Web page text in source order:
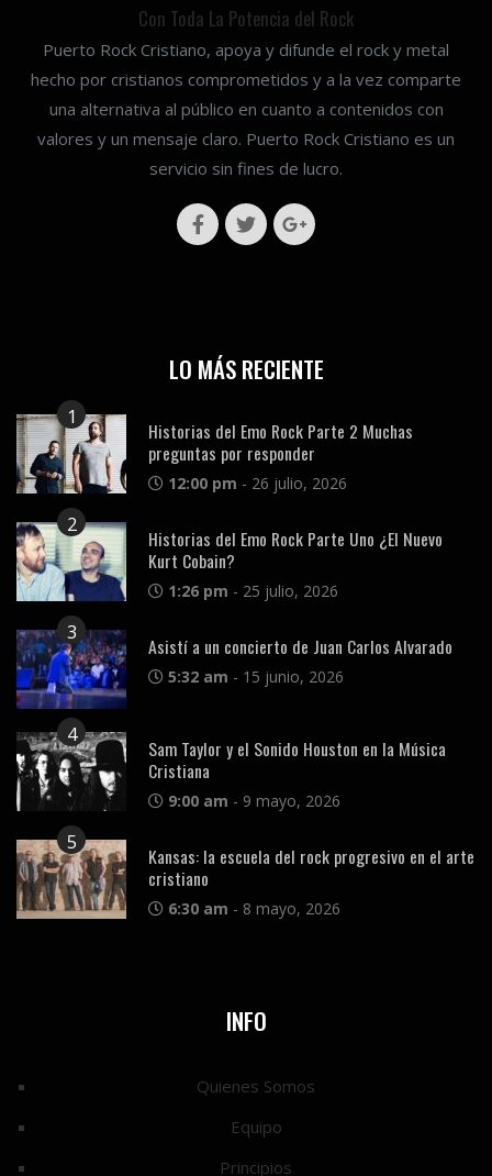
Con Toda La Potencia del Rock
Puerto Rock Cristiano, apoya y difunde el rock y metal
hecho por cristianos comprometidos y a la vez comparte
una alternativa al público en cuanto a contenidos con
valores y un mensaje claro. Puerto Rock Cristiano es un
servicio sin fines de lucro.
LO MÁS RECIENTE
1
Historias del Emo Rock Parte 2 Muchas
preguntas por responder
12:00 pm - 26 julio, 2026
2
Historias del Emo Rock Parte Uno ¿El Nuevo
Kurt Cobain?
1:26 pm - 25 julio, 2026
3
Asistí a un concierto de Juan Carlos Alvarado
5:32 am - 15 junio, 2026
4
Sam Taylor y el Sonido Houston en la Música
Cristiana
9:00 am - 9 mayo, 2026
5
Kansas: la escuela del rock progresivo en el arte
cristiano
6:30 am - 8 mayo, 2026
INFO
Quienes Somos
Equipo
Principios